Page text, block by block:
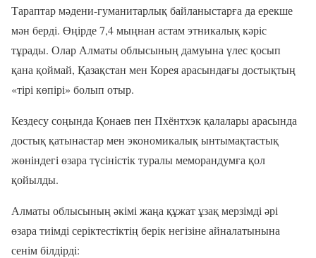
Тараптар мәдени-гуманитарлық байланыстарға да ерекше
мән берді. Өңірде 7,4 мыңнан астам этникалық кәріс
тұрады. Олар Алматы облысының дамуына үлес қосып
қана қоймай, Қазақстан мен Корея арасындағы достықтың
«тірі көпірі» болып отыр.
Кездесу соңында Қонаев пен Пхёнтхэк қалалары арасында
достық қатынастар мен экономикалық ынтымақтастық
жөніндегі өзара түсіністік туралы меморандумға қол
қойылды.
Алматы облысының әкімі жаңа құжат ұзақ мерзімді әрі
өзара тиімді серіктестіктің берік негізіне айналатынына
сенім білдірді: